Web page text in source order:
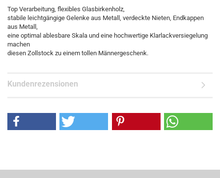
Top Verarbeitung, flexibles Glasbirkenholz,
stabile leichtgängige Gelenke aus Metall, verdeckte Nieten, Endkappen
aus Metall,
eine optimal ablesbare Skala und eine hochwertige Klarlackversiegelung
machen
diesen Zollstock zu einem tollen Männergeschenk.
Kundenrezensionen